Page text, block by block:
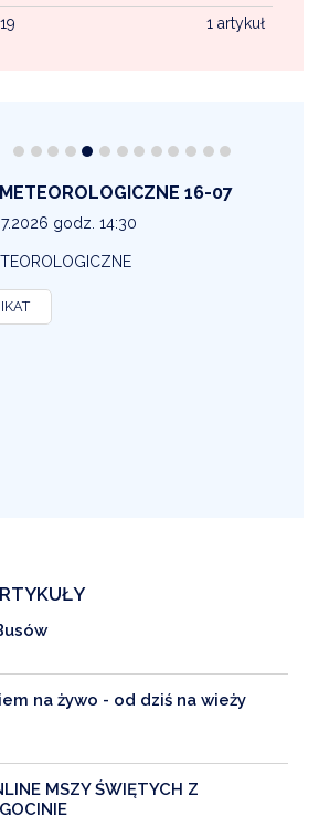
1 artykuł
16-07
godz. 14:30
na żywo - od dziś na wieży
MSZY ŚWIĘTYCH Z